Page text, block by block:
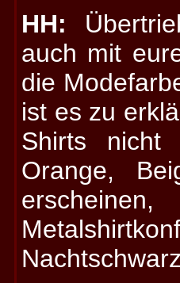
HH:
auch mit
die
ist es zu
Shirts nicht
Orange,